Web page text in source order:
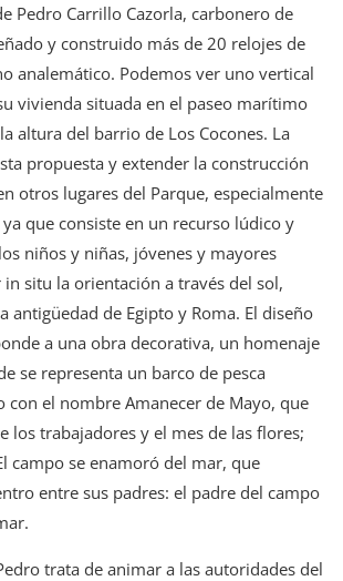
Pedro Carrillo Cazorla, carbonero de
y construido más de 20 relojes de
analemático. Podemos ver uno vertical
vivienda situada en el paseo marítimo
altura del barrio de Los Cocones. La
propuesta y extender la construcción
otros lugares del Parque, especialmente
que consiste en un recurso lúdico y
niños y niñas, jóvenes y mayores
situ la orientación a través del sol,
antigüedad de Egipto y Roma. El diseño
a una obra decorativa, un homenaje
se representa un barco de pesca
con el nombre Amanecer de Mayo, que
los trabajadores y el mes de las flores;
campo se enamoró del mar, que
entre sus padres: el padre del campo
trata de animar a las autoridades del